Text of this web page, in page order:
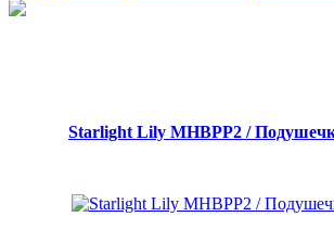
Starlight Lily MHBPP2 /